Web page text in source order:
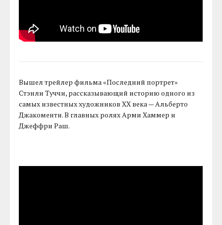
Вышел трейлер фильма «Последний портрет»
Стэнли Туччи, рассказывающий историю одного из
самых известных художников ХХ века — Альберто
Джакоменти. В главных ролях Арми Хаммер и
Джеффри Раш.